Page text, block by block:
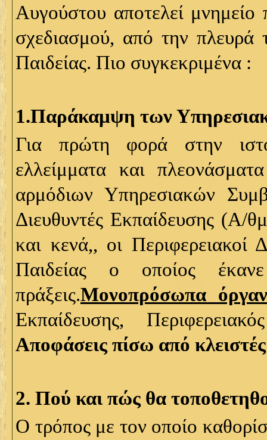
Αυγούστου αποτελεί μνημείο
σχεδιασμού, από την πλευρά
Παιδείας. Πιο συγκεκριμένα :
1.Παράκαμψη των
Για πρώτη φορά στην
ελλείμματα και
αρμόδιων Υπηρεσιακών
Διευθυντές Εκπαίδευσης (Α/
και κενά,, οι Περιφερειακοί
Παιδείας ο οποίος έκανε
πράξεις.Μονοπρόσωπα
Εκπαίδευσης,
Αποφάσεις πίσω από
2. Πού και πώς θα
Ο τρόπος με τον οποίο